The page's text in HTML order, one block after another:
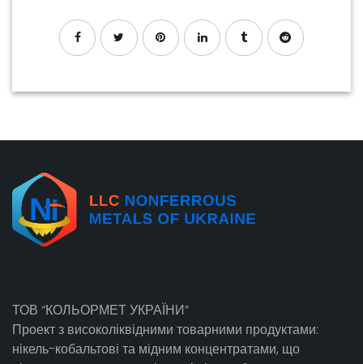
ТОВ “КОЛЬОРМЕТ УКРАЇНИ”
Проект з високоліквідними товарними продуктами:
нікель-кобальтові та мідним концентратами, що